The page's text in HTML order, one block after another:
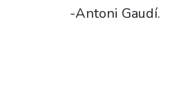
-Antoni Gaudí.